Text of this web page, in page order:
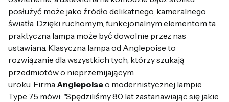
posłużyć może jako źródło delikatnego, kameralnego
światła. Dzięki ruchomym, funkcjonalnym elementom ta
praktyczna lampa może być dowolnie przez nas
ustawiana. Klasyczna lampa od Anglepoise to
rozwiązanie dla wszystkich tych, którzy szukają
przedmiotów o nieprzemijającym
uroku. Firma Anglepoiseo modernistycznej lampie
Type 75 mówi: "Spędziliśmy 80 lat zastanawiając się jakie